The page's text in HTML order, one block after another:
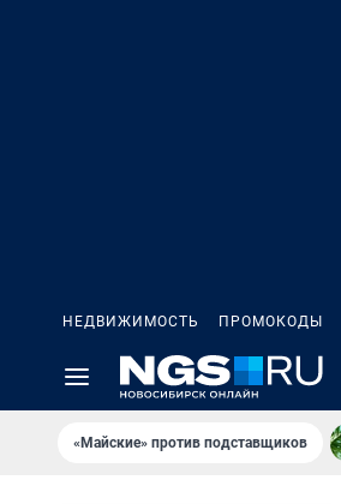
НЕДВИЖИМОСТЬ ПРОМОКОДЫ
«Майские» против подставщиков